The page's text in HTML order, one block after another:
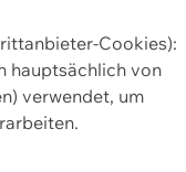
Cookies):
hauptsächlich von
verwendet, um